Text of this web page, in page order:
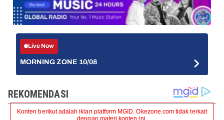
Live Now
MORNING ZONE 10/08